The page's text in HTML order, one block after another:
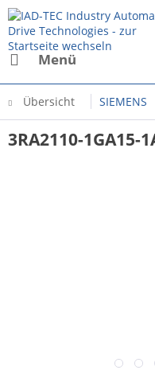
Menü
Übersicht SIEMENS
3RA2110-1GA15-